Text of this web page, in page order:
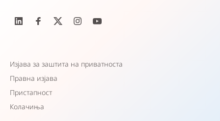
Изјава за заштита на приватноста
Правна изјава
Пристапност
Колачиња